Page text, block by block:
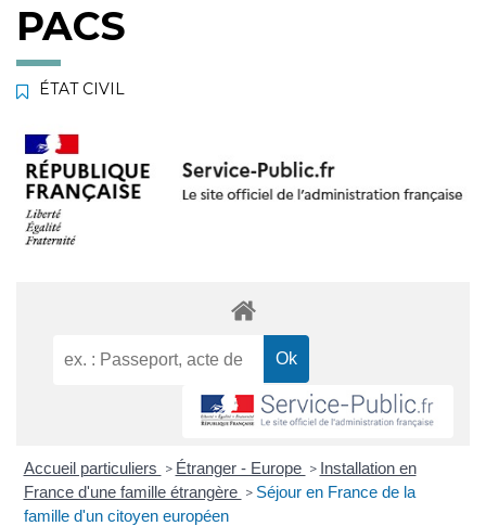
PACS
ÉTAT CIVIL
Accueil particuliers > Étranger - Europe > Installation en
France d'une famille étrangère > Séjour en France de la
famille d'un citoyen européen